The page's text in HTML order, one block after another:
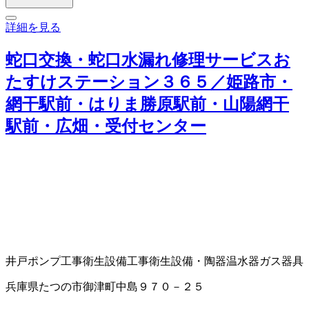
詳細を見る
蛇口交換・蛇口水漏れ修理サービスお
たすけステーション３６５／姫路市・
網干駅前・はりま勝原駅前・山陽網干
駅前・広畑・受付センター
井戸ポンプ工事衛生設備工事衛生設備・陶器温水器ガス器具
兵庫県たつの市御津町中島９７０－２５